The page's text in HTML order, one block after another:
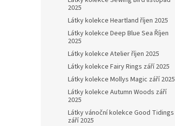
2025
Látky kolekce Heartland říjen 2025
Látky kolekce Deep Blue Sea Říjen
2025
Látky kolekce Atelier říjen 2025
Látky kolekce Fairy Rings září 2025
Látky kolekce Mollys Magic září 2025
Látky kolekce Autumn Woods září
2025
Látky vánoční kolekce Good Tidings
září 2025